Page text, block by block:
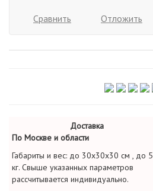
Сравнить Отложить
Доставка
По Москве и области
Габариты и вес: до 30х30х30 см , до 5
кг. Свыше указанных параметров
рассчитывается индивидуально.